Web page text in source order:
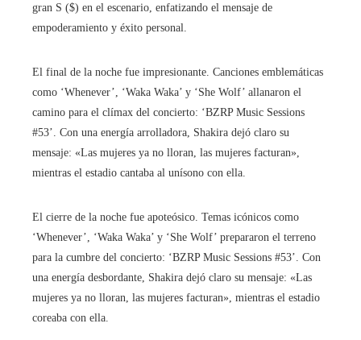
gran S ($) en el escenario, enfatizando el mensaje de
empoderamiento y éxito personal.
El final de la noche fue impresionante. Canciones emblemáticas
como ‘Whenever’, ‘Waka Waka’ y ‘She Wolf’ allanaron el
camino para el clímax del concierto: ‘BZRP Music Sessions
#53’. Con una energía arrolladora, Shakira dejó claro su
mensaje: «Las mujeres ya no lloran, las mujeres facturan»,
mientras el estadio cantaba al unísono con ella.
El cierre de la noche fue apoteósico. Temas icónicos como
‘Whenever’, ‘Waka Waka’ y ‘She Wolf’ prepararon el terreno
para la cumbre del concierto: ‘BZRP Music Sessions #53’. Con
una energía desbordante, Shakira dejó claro su mensaje: «Las
mujeres ya no lloran, las mujeres facturan», mientras el estadio
coreaba con ella.